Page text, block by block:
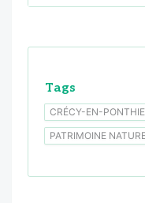
Tags
CRÉCY-EN-
PATRIMOINE